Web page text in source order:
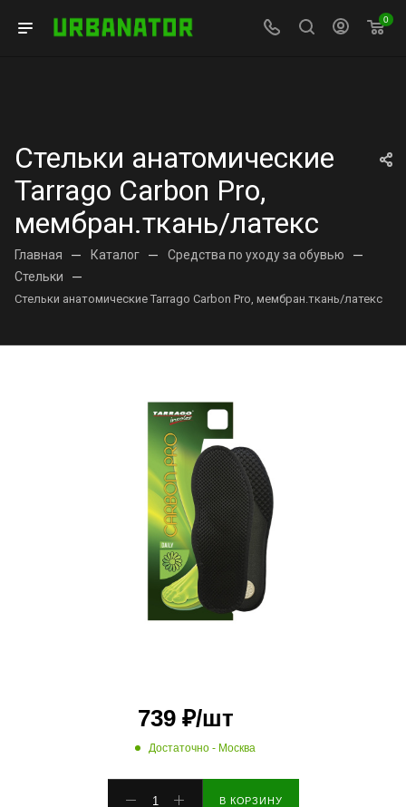
0
Стельки анатомические
Tarrago Carbon Pro,
мембран.ткань/латекс
Главная — Каталог — Средства по уходу за обувью —
Стельки —
Стельки анатомические Tarrago Carbon Pro, мембран.ткань/латекс
739₽/шт
Достаточно - Москва
В КОРЗИНУ